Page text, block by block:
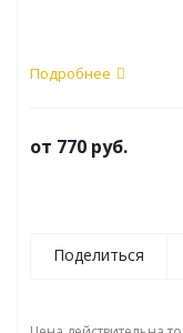
Подробнее
от 770 руб.
Поделиться